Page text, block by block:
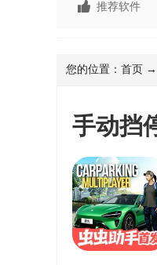
推荐软件
您的位置： 首页 →
手动挡